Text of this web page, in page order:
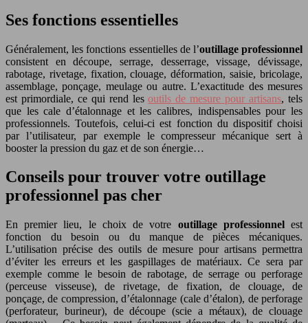
Ses fonctions essentielles
Généralement, les fonctions essentielles de l’outillage professionnel
consistent en découpe, serrage, desserrage, vissage, dévissage,
rabotage, rivetage, fixation, clouage, déformation, saisie, bricolage,
assemblage, ponçage, meulage ou autre. L’exactitude des mesures
est primordiale, ce qui rend lesoutils de mesure pour artisans, tels
que les cale d’étalonnage et les calibres, indispensables pour les
professionnels. Toutefois, celui-ci est fonction du dispositif choisi
par l’utilisateur, par exemple le compresseur mécanique sert à
booster la pression du gaz et de son énergie…
Conseils pour trouver votre outillage
professionnel pas cher
En premier lieu, le choix de votre outillage professionnelest
fonction du besoin ou du manque de pièces mécaniques.
L’utilisation précise des outils de mesure pour artisans permettra
d’éviter les erreurs et les gaspillages de matériaux. Ce sera par
exemple comme le besoin de rabotage, de serrage ou perforage
(perceuse visseuse), de rivetage, de fixation, de clouage, de
ponçage, de compression, d’étalonnage (cale d’étalon), de perforage
(perforateur, burineur), de découpe (scie a métaux), de clouage